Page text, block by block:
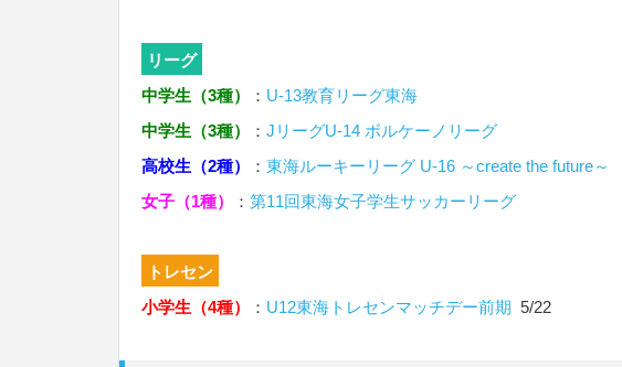
リーグ
中学生（3種）
： U-13教育リーグ東海
中学生（3種）
： JリーグU-14 ボルケーノリーグ
高校生（2種）
： 東海ルーキーリーグ U-16 ～create the future～
女子（1種）
： 第11回東海女子学生サッカーリーグ
トレセン
小学生（4種）
： U12東海トレセンマッチデー前期 5/22